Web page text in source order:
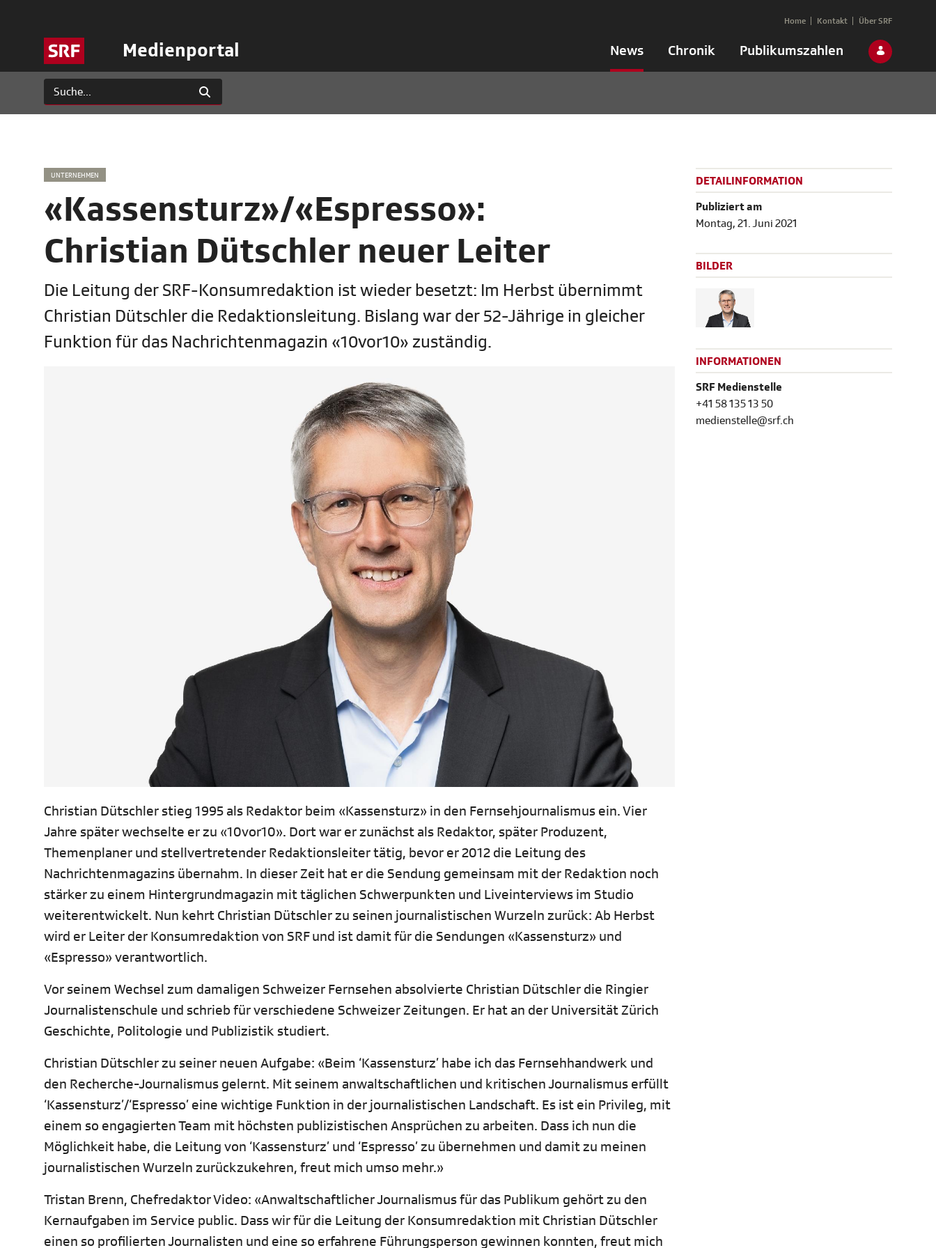
Medienportal News Chronik Publikumszahlen
Home Kontakt Über SRF
UNTERNEHMEN
«Kassensturz»/«Espresso»:
Christian Dütschler neuer Leiter
Die Leitung der SRF-Konsumredaktion ist wieder besetzt: Im Herbst übernimmt
Christian Dütschler die Redaktionsleitung. Bislang war der 52-Jährige in gleicher
Funktion für das Nachrichtenmagazin «10vor10» zuständig.
Christian Dütschler stieg 1995 als Redaktor beim «Kassensturz» in den Fernsehjournalismus ein. Vier
Jahre später wechselte er zu «10vor10». Dort war er zunächst als Redaktor, später Produzent,
Themenplaner und stellvertretender Redaktionsleiter tätig, bevor er 2012 die Leitung des
Nachrichtenmagazins übernahm. In dieser Zeit hat er die Sendung gemeinsam mit der Redaktion noch
stärker zu einem Hintergrundmagazin mit täglichen Schwerpunkten und Liveinterviews im Studio
weiterentwickelt. Nun kehrt Christian Dütschler zu seinen journalistischen Wurzeln zurück: Ab Herbst
wird er Leiter der Konsumredaktion von SRF und ist damit für die Sendungen «Kassensturz» und
«Espresso» verantwortlich.
Vor seinem Wechsel zum damaligen Schweizer Fernsehen absolvierte Christian Dütschler die Ringier
Journalistenschule und schrieb für verschiedene Schweizer Zeitungen. Er hat an der Universität Zürich
Geschichte, Politologie und Publizistik studiert.
Christian Dütschler zu seiner neuen Aufgabe: «Beim ‘Kassensturz’ habe ich das Fernsehhandwerk und
den Recherche-Journalismus gelernt. Mit seinem anwaltschaftlichen und kritischen Journalismus erfüllt
‘Kassensturz’/‘Espresso’ eine wichtige Funktion in der journalistischen Landschaft. Es ist ein Privileg, mit
einem so engagierten Team mit höchsten publizistischen Ansprüchen zu arbeiten. Dass ich nun die
Möglichkeit habe, die Leitung von ‘Kassensturz’ und ‘Espresso’ zu übernehmen und damit zu meinen
journalistischen Wurzeln zurückzukehren, freut mich umso mehr.»
Tristan Brenn, Chefredaktor Video: «Anwaltschaftlicher Journalismus für das Publikum gehört zu den
Kernaufgaben im Service public. Dass wir für die Leitung der Konsumredaktion mit Christian Dütschler
einen so profilierten Journalisten und eine so erfahrene Führungsperson gewinnen konnten, freut mich
DETAILINFORMATION
Publiziert am
Montag, 21. Juni 2021
BILDER
INFORMATIONEN
SRF Medienstelle
+41 58 135 13 50
medienstelle@srf.ch